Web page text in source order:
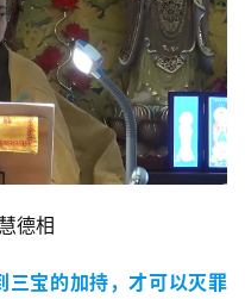
德相
宝的加持，才可以灭罪